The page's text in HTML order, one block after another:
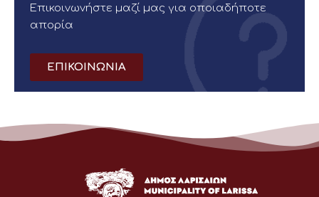
Επικοινωνήστε μαζί μας για οποιαδήποτε
απορία
ΕΠΙΚΟΙΝΩΝΙΑ